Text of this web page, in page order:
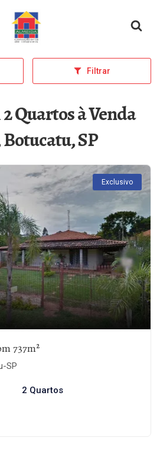
Página inicial
Filtrar
Quartos à Venda
SP
Exclusivo
737m²
SP
2 Quartos